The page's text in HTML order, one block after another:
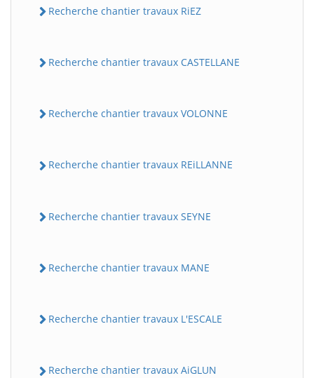
Recherche chantier travaux RiEZ
Recherche chantier travaux CASTELLANE
Recherche chantier travaux VOLONNE
Recherche chantier travaux REiLLANNE
Recherche chantier travaux SEYNE
Recherche chantier travaux MANE
Recherche chantier travaux L'ESCALE
Recherche chantier travaux AiGLUN